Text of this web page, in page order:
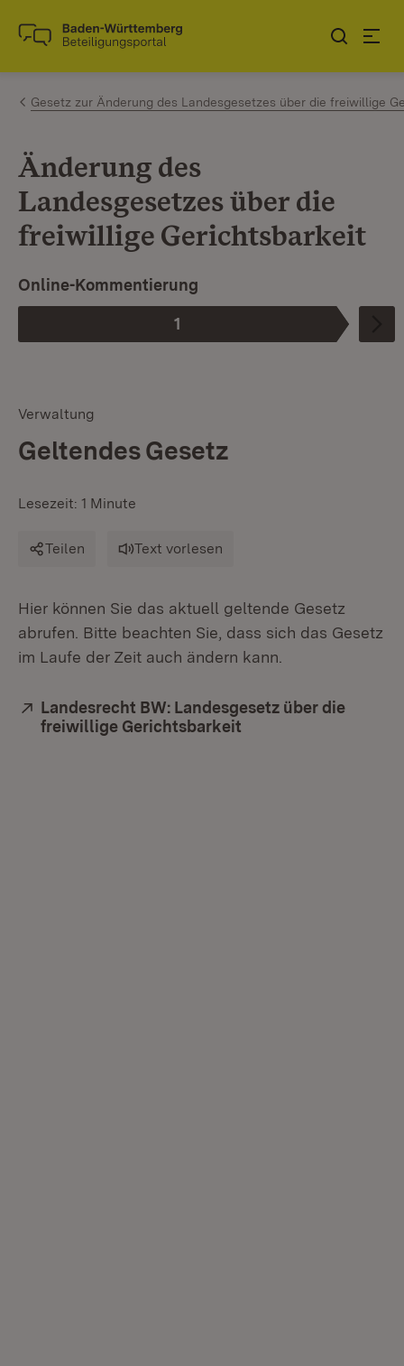
Zum Inhalt springen
Link zur Startseite
Gesetz zur Änderung des Landesgesetzes über die freiwillige
Änderung des
Landesgesetzes über die
freiwillige Gerichtsbarkeit
Phase
1
:
Online-Kommentierung
Verwaltung
Geltendes Gesetz
Lesezeit: 1 Minute
Teilen Text vorlesen
Hier können Sie das aktuell geltende Gesetz
abrufen. Bitte beachten Sie, dass sich das Gesetz
im Laufe der Zeit auch ändern kann.
Extern:
Landesrecht BW: Landesgesetz über die
freiwillige Gerichtsbarkeit